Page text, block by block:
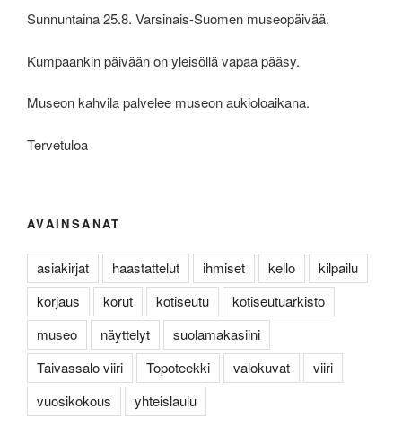
Sunnuntaina 25.8. Varsinais-Suomen museopäivää.
Kumpaankin päivään on yleisöllä vapaa pääsy.
Museon kahvila palvelee museon aukioloaikana.
Tervetuloa
AVAINSANAT
asiakirjat haastattelut ihmiset kello
kilpailu
korjaus
korut kotiseutu
kotiseutuarkisto
museo
näyttelyt
suolamakasiini
Taivassalo viiri
Topoteekki valokuvat
viiri
vuosikokous
yhteislaulu